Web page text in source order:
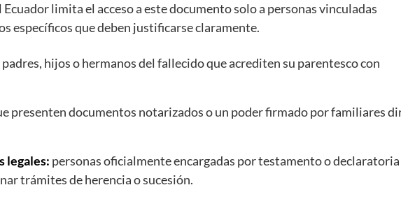
limita el acceso a este documento solo a personas vinculadas
específicos que deben justificarse claramente.
padres, hijos o hermanos del fallecido que acrediten su parentesco con
presenten documentos notarizados o un poder firmado por familiares
legales: personas oficialmente encargadas por testamento o
trámites de herencia o sucesión.